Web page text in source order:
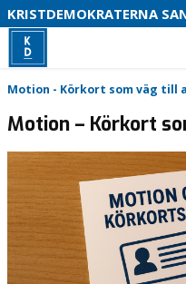
KRISTDEMOKRATERNA
HEM
VAD VI STÅR FÖR!
KONTAKTA OSS
ALLA INLÄGG
Motion - Körkort som väg till
Motion – Körkort